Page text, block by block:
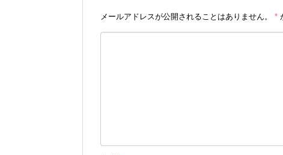
メールアドレスが公開されることはありません。 *